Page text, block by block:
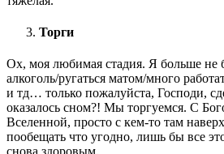
Торги
Ох, моя любимая стадия. Я больше не
алкоголь/ругаться матом/много
и тд… только пожалуйста, Господи,
оказалось сном?! Мы торгуемся. С
Вселенной, просто с кем-то там
пообещать что угодно, лишь бы все